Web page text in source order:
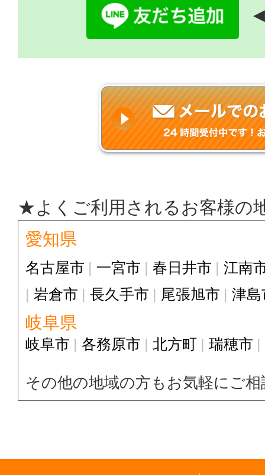
◀
★よくご利用されるお客様の
愛知県
名古屋市 一宮市 春日井市
江南
岩倉市
長久手市 尾張旭市 津島
岐阜県
岐阜市 各務原市 北方町 瑞穂市
その他の地域の方もお気軽にご